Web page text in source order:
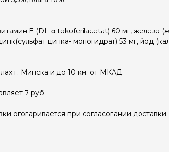
E (DL-α-tokoferilacetat) 60 мг, железо
цинка- моногидрат) 53 мг, йод
г. Минска и до 10 км. от МКАД.
7 руб.
оговаривается при согласовании доставки.